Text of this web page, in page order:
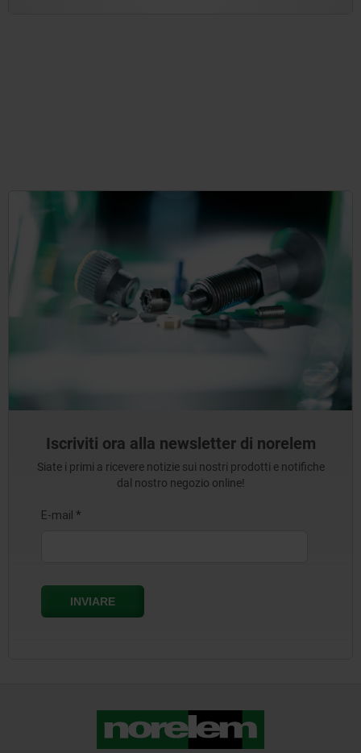
Iscriviti ora alla newsletter di norelem
Siate i primi a ricevere notizie sui nostri prodotti e notifiche
dal nostro negozio online!